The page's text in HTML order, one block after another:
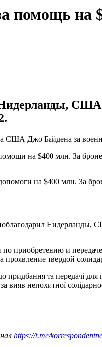
помощь на
США Джо Байдена за
на $400 млн. За
на $400 млн. За
приобретению и
твердой
та передачі
непохитної
https://t.me/